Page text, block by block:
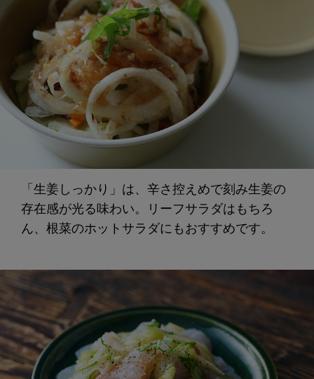
「生姜しっかり」は、辛さ控えめで刻み生姜の
存在感が光る味わい。リーフサラダはもちろ
ん、根菜のホットサラダにもおすすめです。